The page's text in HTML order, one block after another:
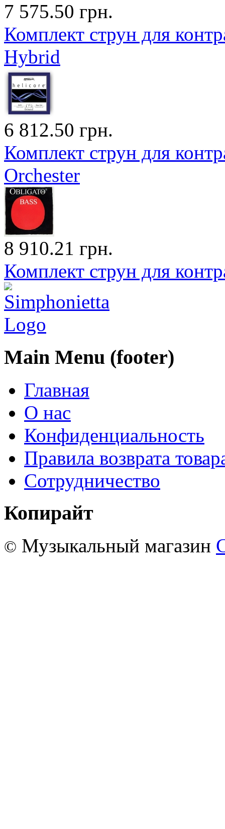
7 575.50 грн.
Комплект струн для
Hybrid
6 812.50 грн.
Комплект струн для
Orchester
8 910.21 грн.
Комплект струн для
Main Menu (footer)
Главная
О нас
Конфиденциальность
Правила возврата
Сотрудничество
Копирайт
© Музыкальный магазин